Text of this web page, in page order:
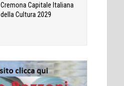
Cremona Capitale Italiana
della Cultura 2029